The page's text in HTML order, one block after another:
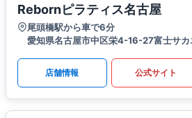
Rebornピラティス名古屋
尾頭橋駅から車で6分
愛知県名古屋市中区栄4-16-27富士サカ
店舗情報 公式サイト